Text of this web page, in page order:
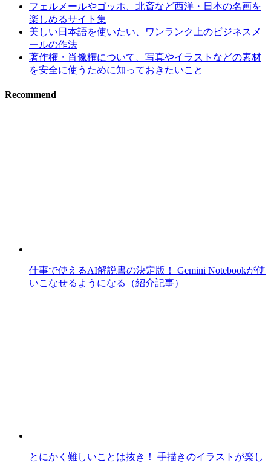
フェルメールやゴッホ、北斎など西洋・日本の名画を
楽しめるサイト集
美しい日本語を使いたい、ワンランク上のビジネスメ
ールの作法
著作権・肖像権について、写真やイラストなどの素材
を安全に使うために知っておきたいこと
Recommend
仕事で使えるAI解説書の決定版！ Gemini Notebookが使
いこなせるようになる（紹介記事）
とにかく難しいことは抜き！ 手描きのイラストが楽し